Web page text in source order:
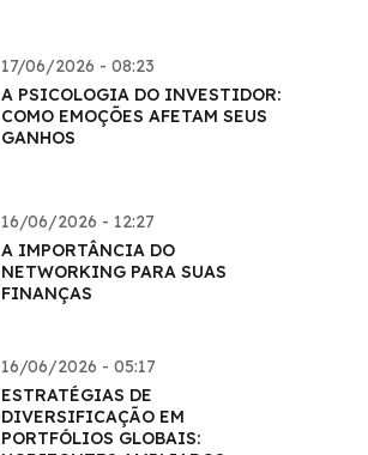
17/06/2026 - 08:23
A PSICOLOGIA DO INVESTIDOR:
COMO EMOÇÕES AFETAM SEUS
GANHOS
16/06/2026 - 12:27
A IMPORTÂNCIA DO
NETWORKING PARA SUAS
FINANÇAS
16/06/2026 - 05:17
ESTRATÉGIAS DE
DIVERSIFICAÇÃO EM
PORTFÓLIOS GLOBAIS: